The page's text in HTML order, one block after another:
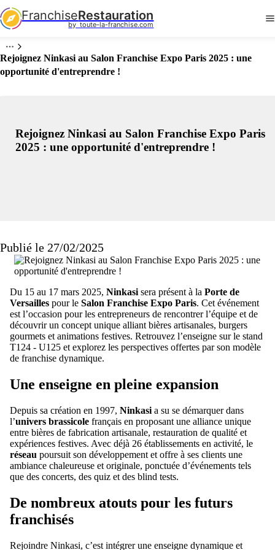
FranchiseRestauration
by  toute-la-franchise.com
Rejoignez Ninkasi au Salon Franchise Expo Paris 2025 : une
opportunité d'entreprendre !
Rejoignez Ninkasi au Salon Franchise Expo Paris
2025 : une opportunité d'entreprendre !
Publié le 27/02/2025
Du 15 au 17 mars 2025, Ninkasi sera présent à la Porte de
Versailles pour le Salon Franchise Expo Paris. Cet événement
est l’occasion pour les entrepreneurs de rencontrer l’équipe et de
découvrir un concept unique alliant bières artisanales, burgers
gourmets et animations festives. Retrouvez l’enseigne sur le stand
T124 - U125 et explorez les perspectives offertes par son modèle
de franchise dynamique.
Une enseigne en pleine expansion
Depuis sa création en 1997, Ninkasi a su se démarquer dans
l’univers brassicole français en proposant une alliance unique
entre bières de fabrication artisanale, restauration de qualité et
expériences festives. Avec déjà 26 établissements en activité, le
réseau poursuit son développement et offre à ses clients une
ambiance chaleureuse et originale, ponctuée d’événements tels
que des concerts, des quiz et des blind tests.
De nombreux atouts pour les futurs
franchisés
Rejoindre Ninkasi, c’est intégrer une enseigne dynamique et